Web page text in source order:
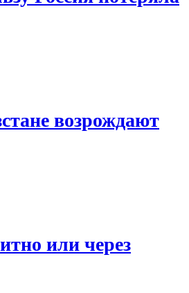
возрождают
или через